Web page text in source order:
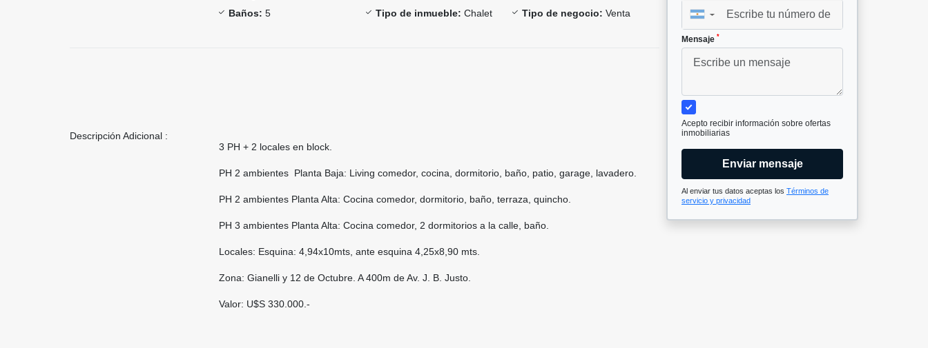
Baños: 5 Tipo de inmueble: Chalet Tipo de negocio: Venta
Descripción Adicional :
3 PH + 2 locales en block.
PH 2 ambientes Planta Baja: Living comedor, cocina, dormitorio, baño, patio, garage, lavadero.
PH 2 ambientes Planta Alta: Cocina comedor, dormitorio, baño, terraza, quincho.
PH 3 ambientes Planta Alta: Cocina comedor, 2 dormitorios a la calle, baño.
Locales: Esquina: 4,94x10mts, ante esquina 4,25x8,90 mts.
Zona: Gianelli y 12 de Octubre. A 400m de Av. J. B. Justo.
Valor: U$S 330.000.-
▼
Mensaje *
Acepto recibir información sobre ofertas
inmobiliarias
Enviar mensaje
Al enviar tus datos aceptas los Términos de
servicio y privacidad